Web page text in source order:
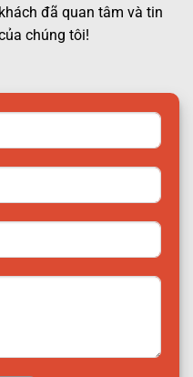
đã quan tâm và tin
chúng tôi!